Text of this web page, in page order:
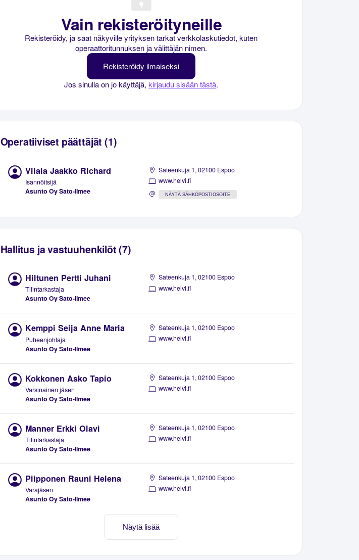
Vain rekisteröityneille
Rekisteröidy, ja saat näkyville yrityksen tarkat verkkolaskutiedot, kuten
operaattoritunnuksen ja välittäjän nimen.
Rekisteröidy ilmaiseksi
Jos sinulla on jo käyttäjä,kirjaudu sisään tästä.
Operatiiviset päättäjät (1)
Viiala Jaakko Richard
Isännöitsijä
Asunto Oy Sato-Ilmee
Sateenkuja 1, 02100 Espoo
www.helvi.fi
NÄYTÄ SÄHKÖPOSTIOSOITE
Hallitus ja vastuuhenkilöt (7)
Hiltunen Pertti Juhani
Tilintarkastaja
Asunto Oy Sato-Ilmee
Sateenkuja 1, 02100 Espoo
www.helvi.fi
Kemppi Seija Anne Maria
Puheenjohtaja
Asunto Oy Sato-Ilmee
Sateenkuja 1, 02100 Espoo
www.helvi.fi
Kokkonen Asko Tapio
Varsinainen jäsen
Asunto Oy Sato-Ilmee
Sateenkuja 1, 02100 Espoo
www.helvi.fi
Manner Erkki Olavi
Tilintarkastaja
Asunto Oy Sato-Ilmee
Sateenkuja 1, 02100 Espoo
www.helvi.fi
Piipponen Rauni Helena
Varajäsen
Asunto Oy Sato-Ilmee
Sateenkuja 1, 02100 Espoo
www.helvi.fi
Näytä lisää